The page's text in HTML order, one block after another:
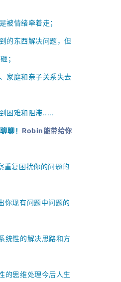
被情绪牵着走；
的东西解决问题，但
；
家庭和亲子关系失去
困难和阻滞.....
聊！ Robin能带给你
重复困扰你的问题的
你现有问题中问题的
统性的解决思路和方
的思维处理今后人生